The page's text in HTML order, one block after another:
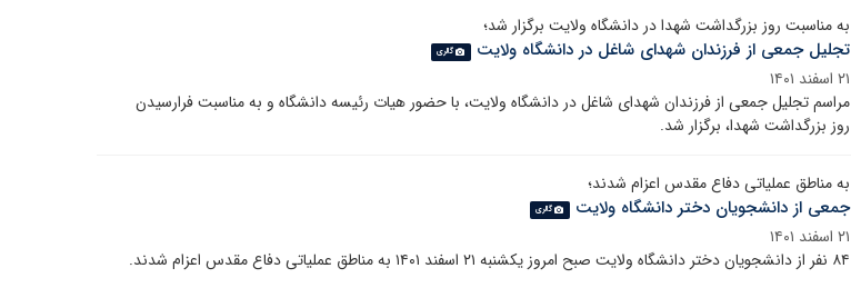
به مناسبت روز بزرگداشت شهدا در دانشگاه ولایت برگزار شد؛
تجلیل جمعی از فرزندان شهدای شاغل در دانشگاه ولایت گالری
۲۱ اسفند ۱۴۰۱
مراسم تجلیل جمعی از فرزندان شهدای شاغل در دانشگاه ولایت، با حضور هیات رئیسه دانشگاه و به مناسبت فرارسیدن
روز بزرگداشت شهدا، برگزار شد.
به مناطق عملیاتی دفاع مقدس اعزام شدند؛
جمعی از دانشجویان دختر دانشگاه ولایت گالری
۲۱ اسفند ۱۴۰۱
۸۴ نفر از دانشجویان دختر دانشگاه ولایت صبح امروز یکشنبه ۲۱ اسفند ۱۴۰۱ به مناطق عملیاتی دفاع مقدس اعزام شدند.